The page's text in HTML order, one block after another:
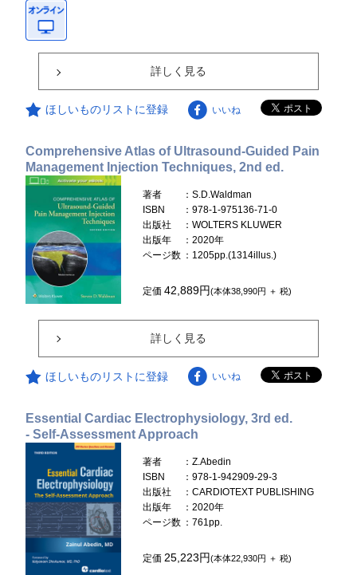
詳しく見る
ほしいものリストに登録 いいね
Comprehensive Atlas of Ultrasound-Guided Pain
Management Injection Techniques, 2nd ed.
著者
：S.D.Waldman
ISBN
：978-1-975136-71-0
出版社
：WOLTERS KLUWER
出版年
：2020年
ページ数 ：1205pp.(1314illus.)
定価42,889円(本体38,990円 ＋ 税)
詳しく見る
ほしいものリストに登録 いいね
Essential Cardiac Electrophysiology, 3rd ed.
- Self-Assessment Approach
著者
：Z.Abedin
ISBN
：978-1-942909-29-3
出版社
：CARDIOTEXT PUBLISHING
出版年
：2020年
ページ数 ：761pp.
定価 25,223円(本体22,930円 ＋ 税)